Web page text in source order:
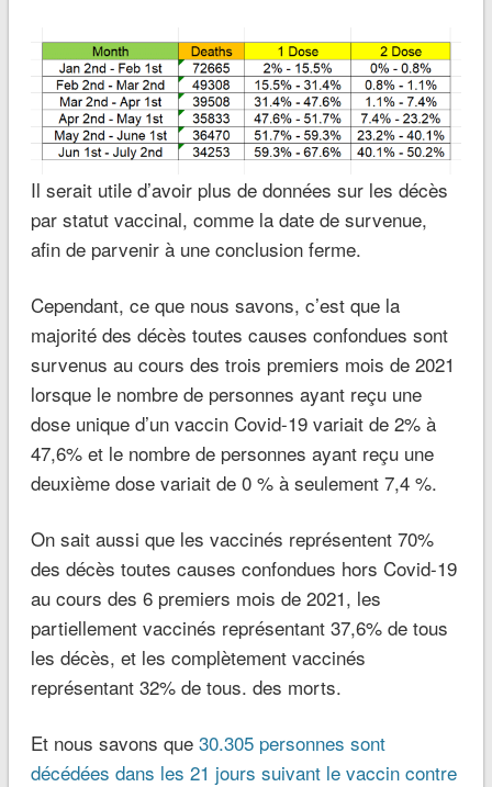
Il serait utile d’avoir plus de données sur les décès
par statut vaccinal, comme la date de survenue,
afin de parvenir à une conclusion ferme.
Cependant, ce que nous savons, c’est que la
majorité des décès toutes causes confondues sont
survenus au cours des trois premiers mois de 2021
lorsque le nombre de personnes ayant reçu une
dose unique d’un vaccin Covid-19 variait de 2% à
47,6% et le nombre de personnes ayant reçu une
deuxième dose variait de 0 % à seulement 7,4 %.
On sait aussi que les vaccinés représentent 70%
des décès toutes causes confondues hors Covid-19
au cours des 6 premiers mois de 2021, les
partiellement vaccinés représentant 37,6% de tous
les décès, et les complètement vaccinés
représentant 32% de tous. des morts.
Et nous savons que 30.305 personnes sont
décédées dans les 21 jours suivant le vaccin contre